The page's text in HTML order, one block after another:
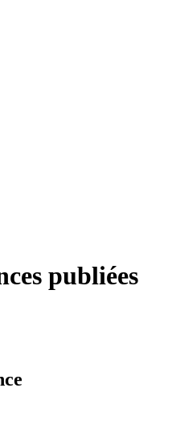
publiées